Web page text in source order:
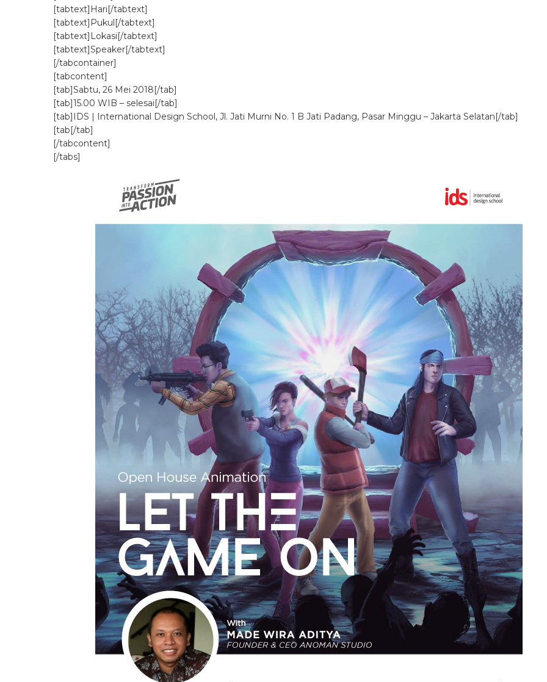
[tabtext]Hari[/tabtext]
[tabtext]Pukul[/tabtext]
[tabtext]Lokasi[/tabtext]
[tabtext]Speaker[/tabtext]
[/tabcontainer]
[tabcontent]
[tab]Sabtu, 26 Mei 2018[/tab]
[tab]15.00 WIB – selesai[/tab]
[tab]IDS | International Design School, Jl. Jati Murni No. 1 B Jati Padang, Pasar Minggu – Jakarta Selatan[/tab]
[tab[/tab]
[/tabcontent]
[/tabs]